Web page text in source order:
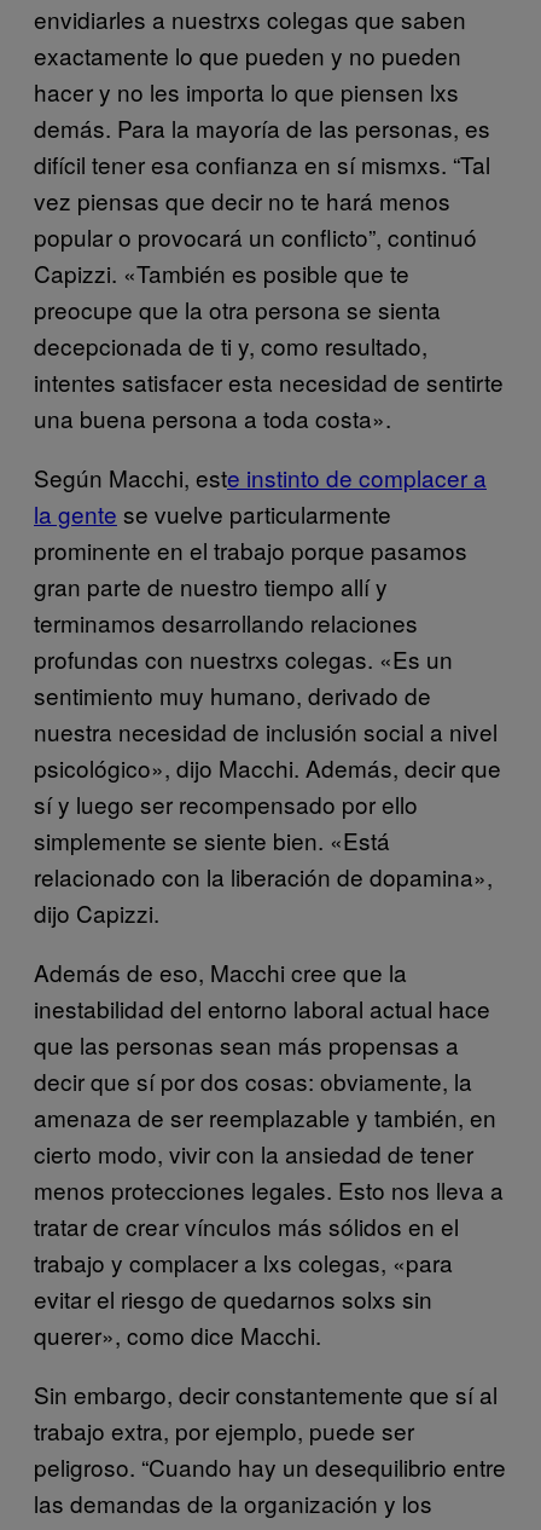
envidiarles a nuestrxs colegas que saben
exactamente lo que pueden y no pueden
hacer y no les importa lo que piensen lxs
demás. Para la mayoría de las personas, es
difícil tener esa confianza en sí mismxs. “Tal
vez piensas que decir no te hará menos
popular o provocará un conflicto”, continuó
Capizzi. «También es posible que te
preocupe que la otra persona se sienta
decepcionada de ti y, como resultado,
intentes satisfacer esta necesidad de sentirte
una buena persona a toda costa».
Según Macchi, este instinto de complacer a
la gente se vuelve particularmente
prominente en el trabajo porque pasamos
gran parte de nuestro tiempo allí y
terminamos desarrollando relaciones
profundas con nuestrxs colegas. «Es un
sentimiento muy humano, derivado de
nuestra necesidad de inclusión social a nivel
psicológico», dijo Macchi. Además, decir que
sí y luego ser recompensado por ello
simplemente se siente bien. «Está
relacionado con la liberación de dopamina»,
dijo Capizzi.
Además de eso, Macchi cree que la
inestabilidad del entorno laboral actual hace
que las personas sean más propensas a
decir que sí por dos cosas: obviamente, la
amenaza de ser reemplazable y también, en
cierto modo, vivir con la ansiedad de tener
menos protecciones legales. Esto nos lleva a
tratar de crear vínculos más sólidos en el
trabajo y complacer a lxs colegas, «para
evitar el riesgo de quedarnos solxs sin
querer», como dice Macchi.
Sin embargo, decir constantemente que sí al
trabajo extra, por ejemplo, puede ser
peligroso. “Cuando hay un desequilibrio entre
las demandas de la organización y los